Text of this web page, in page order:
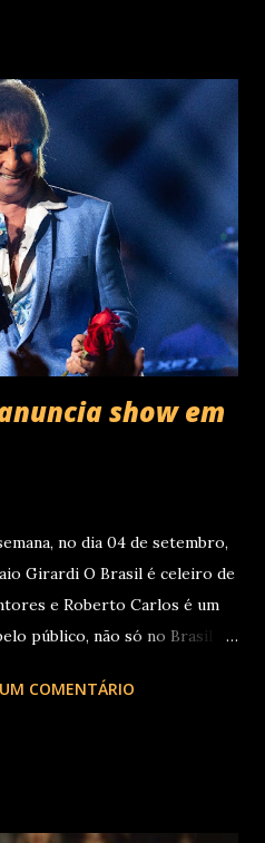
24 horas após o
mais madura, o álbum marca
do artista e, agora, ganha os
que fez sua estreia
Com realização da 30e ,
em Curitiba aco...
show em
no dia 04 de setembro,
Girardi O Brasil é celeiro de
e Roberto Carlos é um
público, não só no Brasil
carreira pautada em
e espanhol desde a
COMENTÁRIO